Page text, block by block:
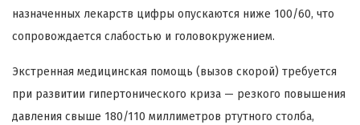
назначенных лекарств цифры опускаются ниже 100/60, что
сопровождается слабостью и головокружением.
Экстренная медицинская помощь (вызов скорой) требуется
при развитии гипертонического криза — резкого повышения
давления свыше 180/110 миллиметров ртутного столба,